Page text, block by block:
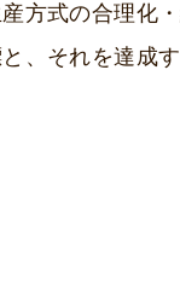
方式の合理化
、それを達成